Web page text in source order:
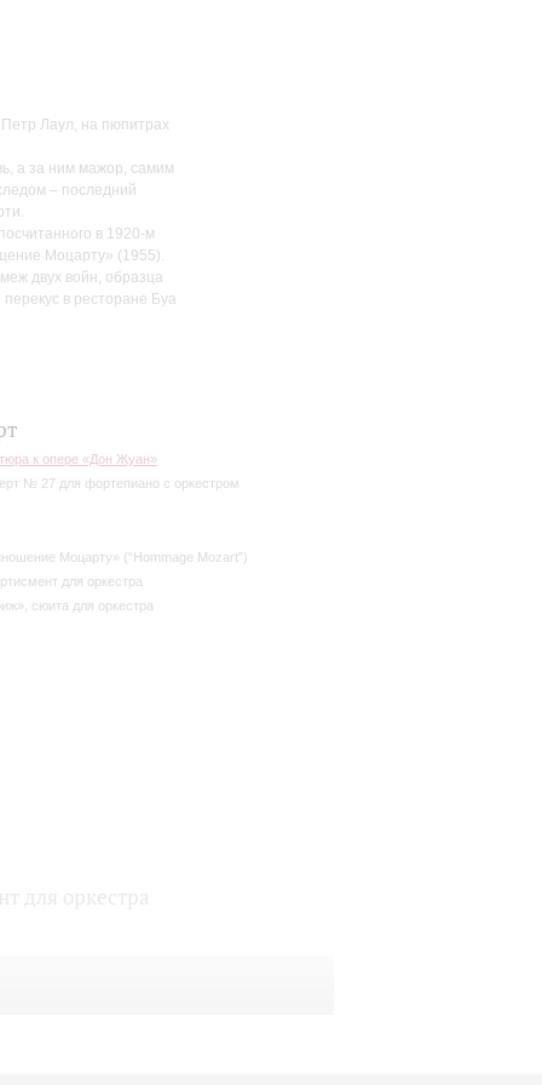
Лаул, на пюпитрах
а за ним мажор, самим
– последний
в 1920-м
Моцарту» (1955).
двух войн, образца
в ресторане Буа
предъявлению билета
к опере «Дон Жуан»
№ 27 для фортепиано с оркестром
Моцарту» (“Hommage Mozart”)
для оркестра
сюита для оркестра